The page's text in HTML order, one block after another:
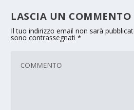
LASCIA UN COMMENTO
Il tuo indirizzo email non sarà
sono contrassegnati*